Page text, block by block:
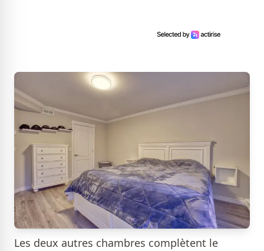
Les deux autres chambres complètent le